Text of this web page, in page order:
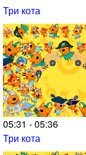
Три кота
05:31 - 05:36
Три кота